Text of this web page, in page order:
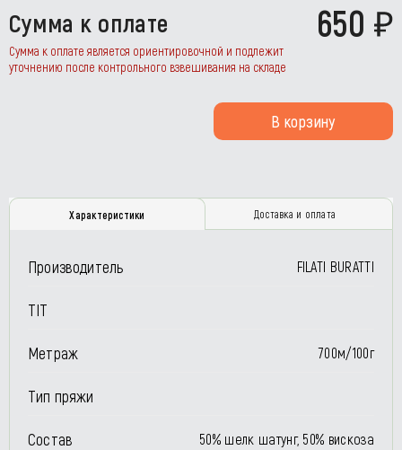
Сумма к оплате 650
Сумма к оплате является ориентировочной и подлежит
уточнению после контрольного взвешивания на складе
В корзину
Характеристики Доставка и оплата
Производитель FILATI BURATTI
TIT
Метраж 700м/100г
Тип пряжи
Состав 50% шелк шатунг, 50% вискоза